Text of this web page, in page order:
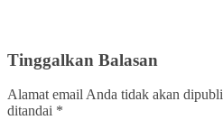
Tinggalkan Balasan
Alamat email Anda tidak akan
ditandai *